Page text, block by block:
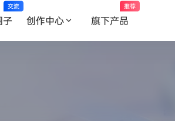
子
交流
创作中心 旗下产品
推荐